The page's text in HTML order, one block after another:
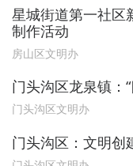
星城街道第一社区
制作活动
房山区文明办
门头沟区龙泉镇：
门头沟区文明办
门头沟区：文明创